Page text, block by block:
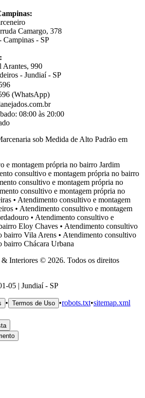
Camargo, 378
Campinas - SP
Arantes, 990
- Jundiaí - SP
(WhatsApp)
08:00 às 20:00
sob Medida de Alto Padrão em
e montagem própria no bairro Jardim
consultivo e montagem própria no bairro
consultivo e montagem própria no
consultivo e montagem própria no
• Atendimento consultivo e montagem
• Atendimento consultivo e montagem
• Atendimento consultivo e
Eloy Chaves • Atendimento consultivo
bairro Vila Arens • Atendimento consultivo
bairro Chácara Urbana
Interiores © 2026. Todos os direitos
05 | Jundiaí - SP
• Termos de Uso •robots.txt•sitemap.xml